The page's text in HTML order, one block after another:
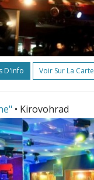
D'info Voir Sur La Carte
• Kirovohrad